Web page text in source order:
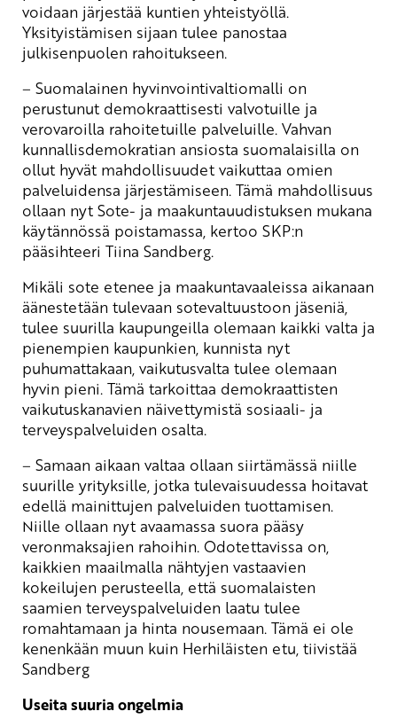
voidaan järjestää kuntien yhteistyöllä.
Yksityistämisen sijaan tulee panostaa
julkisenpuolen rahoitukseen.
– Suomalainen hyvinvointivaltiomalli on
perustunut demokraattisesti valvotuille ja
verovaroilla rahoitetuille palveluille. Vahvan
kunnallisdemokratian ansiosta suomalaisilla on
ollut hyvät mahdollisuudet vaikuttaa omien
palveluidensa järjestämiseen. Tämä mahdollisuus
ollaan nyt Sote- ja maakuntauudistuksen mukana
käytännössä poistamassa, kertoo SKP:n
pääsihteeri Tiina Sandberg.
Mikäli sote etenee ja maakuntavaaleissa aikanaan
äänestetään tulevaan sotevaltuustoon jäseniä,
tulee suurilla kaupungeilla olemaan kaikki valta ja
pienempien kaupunkien, kunnista nyt
puhumattakaan, vaikutusvalta tulee olemaan
hyvin pieni. Tämä tarkoittaa demokraattisten
vaikutuskanavien näivettymistä sosiaali- ja
terveyspalveluiden osalta.
– Samaan aikaan valtaa ollaan siirtämässä niille
suurille yrityksille, jotka tulevaisuudessa hoitavat
edellä mainittujen palveluiden tuottamisen.
Niille ollaan nyt avaamassa suora pääsy
veronmaksajien rahoihin. Odotettavissa on,
kaikkien maailmalla nähtyjen vastaavien
kokeilujen perusteella, että suomalaisten
saamien terveyspalveluiden laatu tulee
romahtamaan ja hinta nousemaan. Tämä ei ole
kenenkään muun kuin Herhiläisten etu, tiivistää
Sandberg
Useita suuria ongelmia